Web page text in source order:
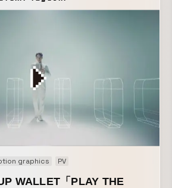
graphics PV
WALLET「PLAY THE